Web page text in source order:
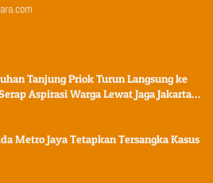
Tanjung Priok Turun Langsung ke
Aspirasi Warga Lewat Jaga Jakarta
Metro Jaya Tetapkan Tersangka Kasus